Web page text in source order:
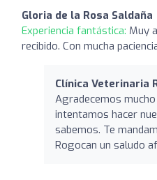
Gloria de la Rosa Saldaña
Experiencia fantástica: Muy
recibido. Con mucha
Clínica Veterinaria
Agradecemos
intentamos hacer
sabemos. Te
Rogocan un saludo